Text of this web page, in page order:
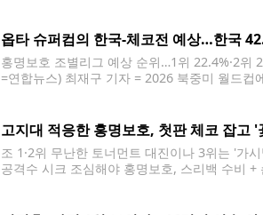
옵타 슈퍼컴의 한국-체코전 예상…한국
홍명보호 조별리그 예상 순위…1위 22.4%·2위
=연합뉴스) 최재구 기자 = 2026 북중미 월드컵
고지대 적응한 홍명보호, 첫판 체코 잡고
조 1·2위 무난한 토너먼트 대진이나 3위는 '가
공격수 시크 조심해야 홍명보호, 스리백 수비 +